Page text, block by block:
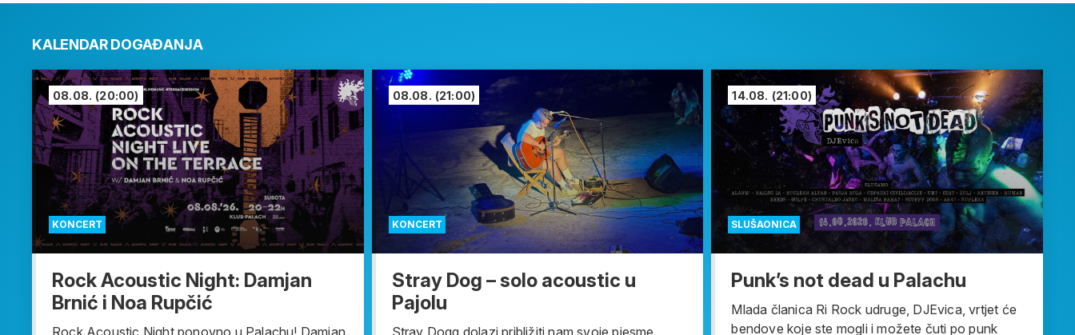
KALENDAR DOGAĐANJA
KONCERT
08.08. (20:00)
Rock Acoustic Night: Damjan
Brnić i Noa Rupčić
Rock Acoustic Night ponovno u Palachu! Damjan
KONCERT
08.08. (21:00)
Stray Dog – solo acoustic u
Pajolu
Stray Dogg dolazi približiti nam svoje pjesme,
SLUŠAONICA
14.08. (21:00)
Punk’s not dead u Palachu
Mlada članica Ri Rock udruge, DJEvica, vrtjet će
bendove koje ste mogli i možete čuti po punk